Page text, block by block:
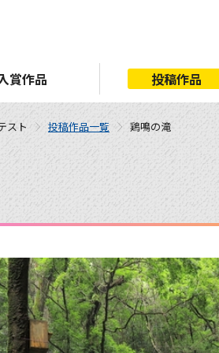
賞作品 投稿作品
スト 投稿作品一覧 鶏鳴の滝